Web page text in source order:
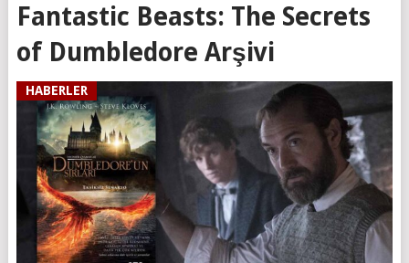
Fantastic Beasts: The Secrets
of Dumbledore Arşivi
HABERLER